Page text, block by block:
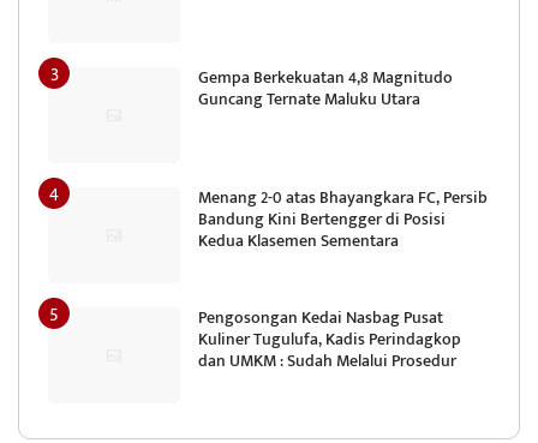
Gempa Berkekuatan 4,8 Magnitudo
Guncang Ternate Maluku Utara
Menang 2-0 atas Bhayangkara FC, Persib
Bandung Kini Bertengger di Posisi
Kedua Klasemen Sementara
Pengosongan Kedai Nasbag Pusat
Kuliner Tugulufa, Kadis Perindagkop
dan UMKM : Sudah Melalui Prosedur